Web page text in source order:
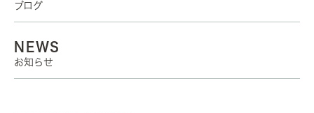
ブログ
NEWS
お知らせ